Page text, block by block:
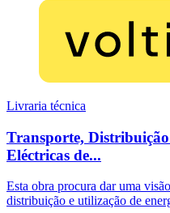
Livraria técnica
Transporte, Distribuição
Eléctricas de...
Esta obra procura dar uma
distribuição e utilização de